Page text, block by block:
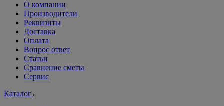
О компании
Производители
Реквизиты
Доставка
Оплата
Вопрос ответ
Статьи
Сравнение сметы
Сервис
Каталог